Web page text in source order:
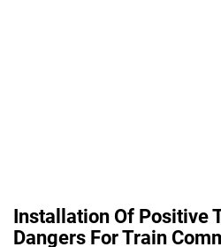
Installation Of Positive
Dangers For Train